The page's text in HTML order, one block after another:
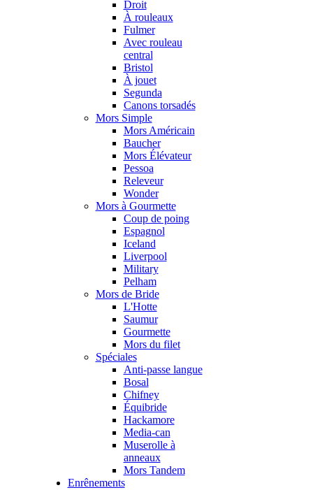
Droit
À rouleaux
Fulmer
Avec rouleau
central
Bristol
À jouet
Segunda
Canons torsadés
Mors Simple
Mors Américain
Baucher
Mors Élévateur
Pessoa
Releveur
Wonder
Mors à Gourmette
Coup de poing
Espagnol
Iceland
Liverpool
Military
Pelham
Mors de Bride
L'Hotte
Saumur
Gourmette
Mors du filet
Spéciales
Anti-passe langue
Bosal
Chifney
Équibride
Hackamore
Media-can
Muserolle à
anneaux
Mors Tandem
Enrênements